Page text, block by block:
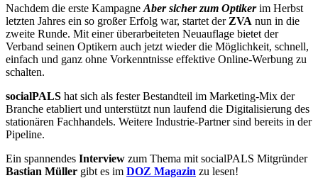
Nachdem die erste Kampagne Aber sicher zum Optikerim Herbst
letzten Jahres ein so großer Erfolg war, startet der ZVA nun in die
zweite Runde. Mit einer überarbeiteten Neuauflage bietet der
Verband seinen Optikern auch jetzt wieder die Möglichkeit, schnell,
einfach und ganz ohne Vorkenntnisse effektive Online-Werbung zu
schalten.
socialPALS hat sich als fester Bestandteil im Marketing-Mix der
Branche etabliert und unterstützt nun laufend die Digitalisierung des
stationären Fachhandels. Weitere Industrie-Partner sind bereits in der
Pipeline.
Ein spannendes Interview zum Thema mit socialPALS Mitgründer
Bastian Müller gibt es im DOZ Magazin zu lesen!